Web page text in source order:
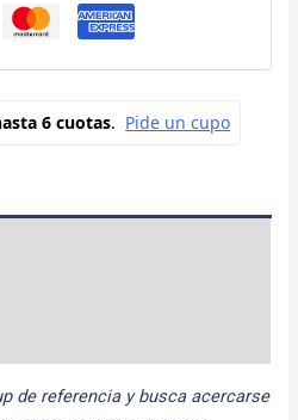
de referencia y busca acercarse